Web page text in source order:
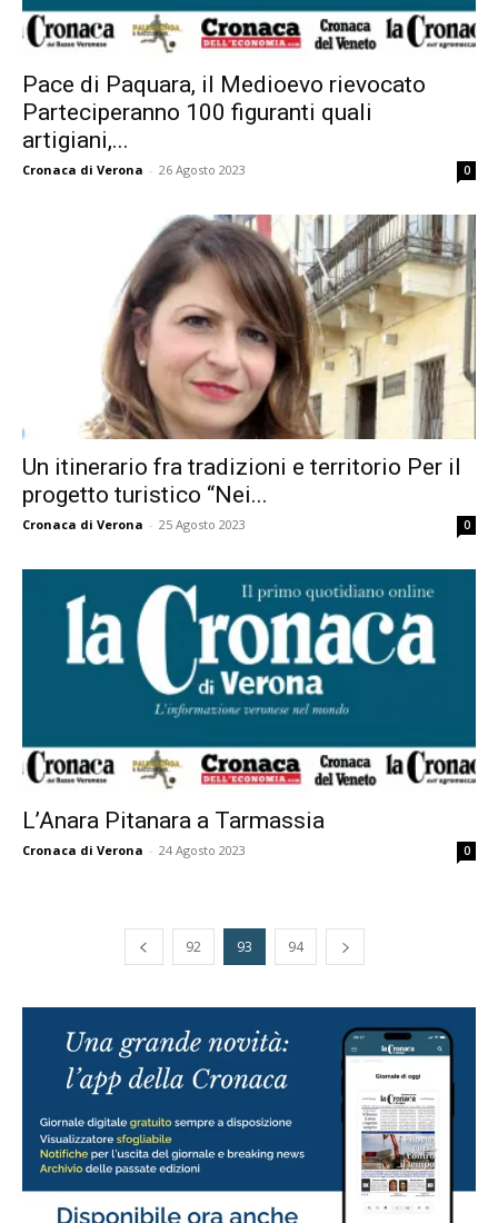
Pace di Paquara, il Medioevo rievocato
Parteciperanno 100 figuranti quali
artigiani,...
Cronaca di Verona - 26 Agosto 2023 0
Un itinerario fra tradizioni e territorio Per il
progetto turistico “Nei...
Cronaca di Verona - 25 Agosto 2023 0
L’Anara Pitanara a Tarmassia
Cronaca di Verona - 24 Agosto 2023 0
92 93 94